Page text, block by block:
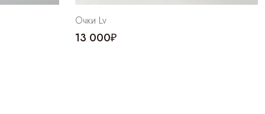
Очки Lv
13 000₽